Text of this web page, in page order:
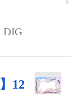
DIG
12